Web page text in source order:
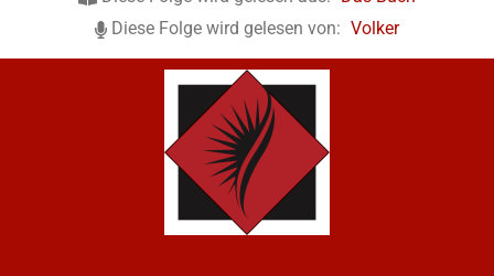
Diese Folge wird gelesen von: Volker